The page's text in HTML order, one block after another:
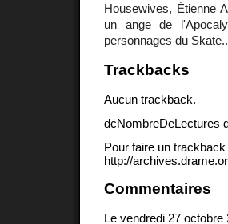
Housewives, Étienne
un ange de
personnages du
Trackbacks
Aucun trackback.
dcNombreDeLectures
Pour faire un
http://
Commentaires
Le vendredi 27 octobre